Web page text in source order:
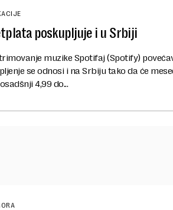
poskupljuje i u Srbiji
muzike Spotifaj (Spotify)
se odnosi i na Srbiju tako da će
4,99 do...